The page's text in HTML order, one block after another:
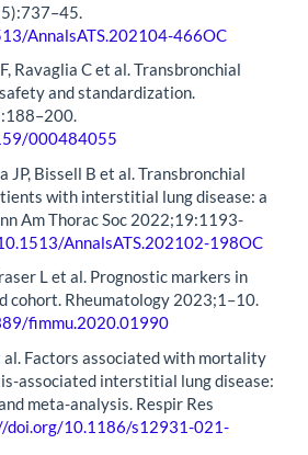
AnnalsATS.202104-466OC
Ravaglia C et al. Transbronchial
and standardization.
000484055
JP, Bissell B et al. Transbronchial
with interstitial lung disease: a
Am Thorac Soc 2022;19:1193-
AnnalsATS.202102-198OC
L et al. Prognostic markers in
cohort. Rheumatology 2023;1–10.
fimmu.2020.01990
al. Factors associated with mortality
associated interstitial lung disease:
meta-analysis. Respir Res
doi.org/10.1186/s12931-021-